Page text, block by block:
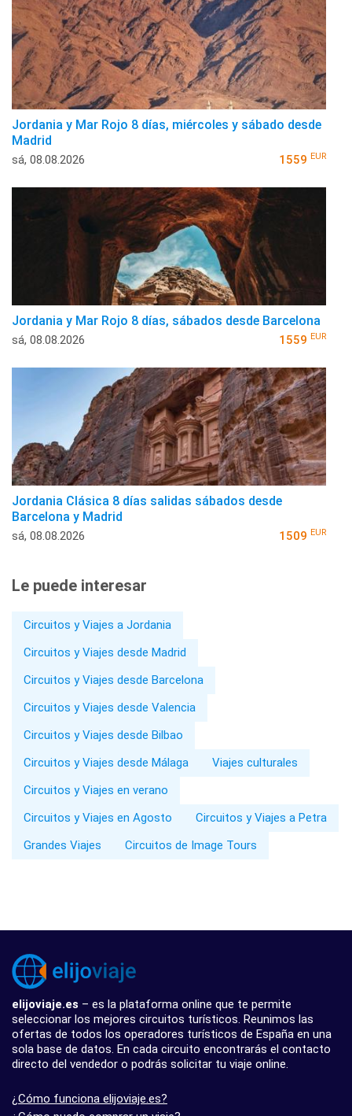
Jordania y Mar Rojo 8 días, miércoles y sábado desde
Madrid
sá, 08.08.2026 1559 EUR
Jordania y Mar Rojo 8 días, sábados desde Barcelona
sá, 08.08.2026 1559 EUR
Jordania Clásica 8 días salidas sábados desde
Barcelona y Madrid
sá, 08.08.2026 1509 EUR
Le puede interesar
Circuitos y Viajes a Jordania
Circuitos y Viajes desde Madrid
Circuitos y Viajes desde Barcelona
Circuitos y Viajes desde Valencia
Circuitos y Viajes desde Bilbao
Circuitos y Viajes desde Málaga
Viajes culturales
Circuitos y Viajes en verano
Circuitos y Viajes en Agosto
Circuitos y Viajes a Petra
Grandes Viajes
Circuitos de Image Tours
elijoviaje.es – es la plataforma online que te permite
seleccionar los mejores circuitos turísticos. Reunimos las
ofertas de todos los operadores turísticos de España en una
sola base de datos. En cada circuito encontrarás el contacto
directo del vendedor o podrás solicitar tu viaje online.
¿Cómo funciona elijoviaje.es?